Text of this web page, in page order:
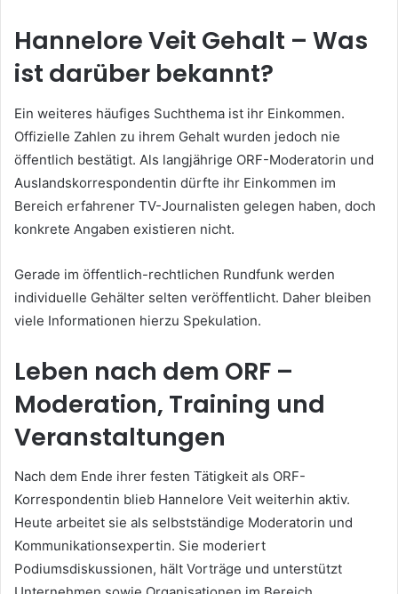
Hannelore Veit Gehalt – Was
ist darüber bekannt?
Ein weiteres häufiges Suchthema ist ihr Einkommen.
Offizielle Zahlen zu ihrem Gehalt wurden jedoch nie
öffentlich bestätigt. Als langjährige ORF-Moderatorin und
Auslandskorrespondentin dürfte ihr Einkommen im
Bereich erfahrener TV-Journalisten gelegen haben, doch
konkrete Angaben existieren nicht.
Gerade im öffentlich-rechtlichen Rundfunk werden
individuelle Gehälter selten veröffentlicht. Daher bleiben
viele Informationen hierzu Spekulation.
Leben nach dem ORF –
Moderation, Training und
Veranstaltungen
Nach dem Ende ihrer festen Tätigkeit als ORF-
Korrespondentin blieb Hannelore Veit weiterhin aktiv.
Heute arbeitet sie als selbstständige Moderatorin und
Kommunikationsexpertin. Sie moderiert
Podiumsdiskussionen, hält Vorträge und unterstützt